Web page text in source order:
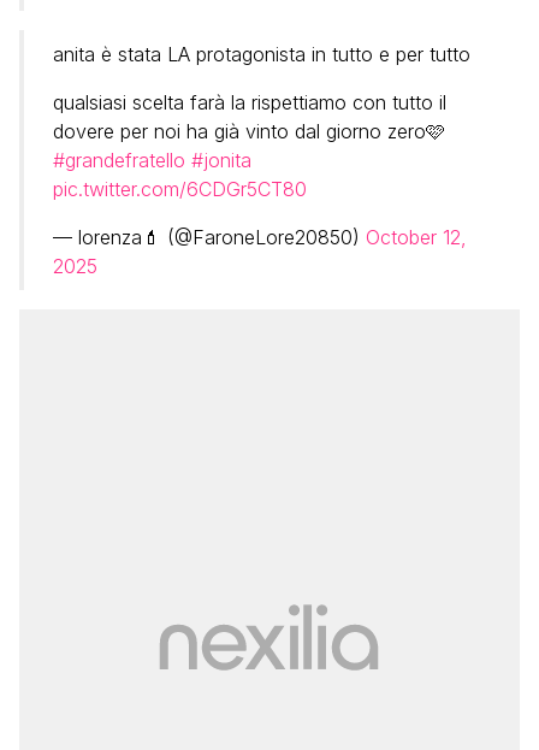
anita è stata LA protagonista in tutto e per tutto
qualsiasi scelta farà la rispettiamo con tutto il
dovere per noi ha già vinto dal giorno zero🩷
#grandefratello #jonita
pic.twitter.com/6CDGr5CT80
— lorenza💄 (@FaroneLore20850) October 12,
2025